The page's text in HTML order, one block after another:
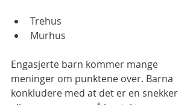
Trehus
Murhus
Engasjerte barn kommer mange
meninger om punktene over. Barna
konkludere med at det er en snekker